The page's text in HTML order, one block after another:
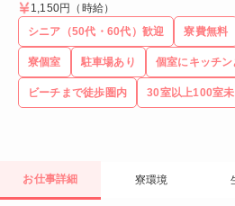
1,150円 （時給）
シニア（50代・60代）歓迎
寮費無料
寮個室 駐車場あり 個室にキッチン
ビーチまで徒歩圏内 30室以上100室
お仕事詳細 寮環境